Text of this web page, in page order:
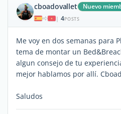
cboadovallet Nuevo
| 4POSTS
Me voy en dos semanas para
tema de montar un
algun consejo de tu
mejor hablamos por allí.
Saludos